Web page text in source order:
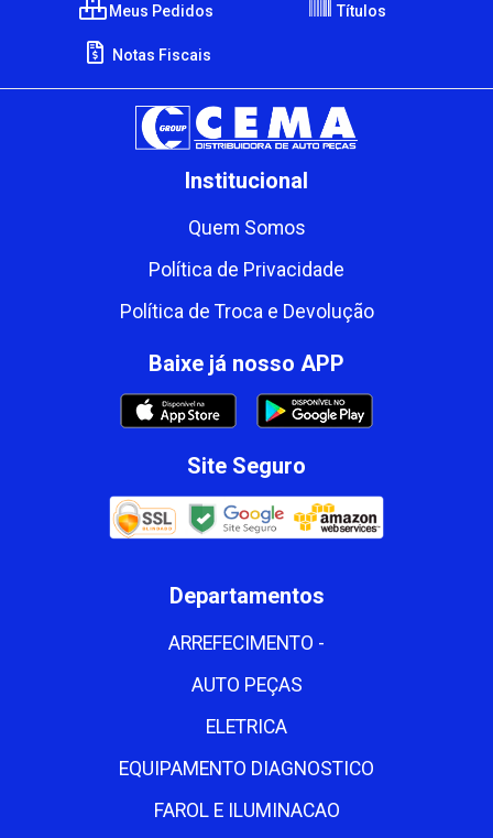
Meus Pedidos Títulos
Notas Fiscais
Institucional
Quem Somos
Política de Privacidade
Política de Troca e Devolução
Baixe já nosso APP
Site Seguro
Departamentos
ARREFECIMENTO -
AUTO PEÇAS
ELETRICA
EQUIPAMENTO DIAGNOSTICO
FAROL E ILUMINACAO